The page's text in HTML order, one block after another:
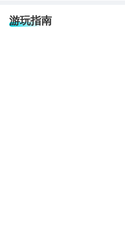
游玩指南